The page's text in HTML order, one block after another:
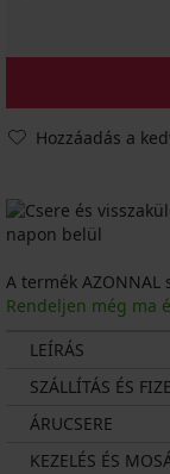
Hozzáadás a
napon belül
A termék AZONNAL
Rendeljen még ma
LEÍRÁS
SZÁLLÍTÁS ÉS
ÁRUCSERE
KEZELÉS ÉS